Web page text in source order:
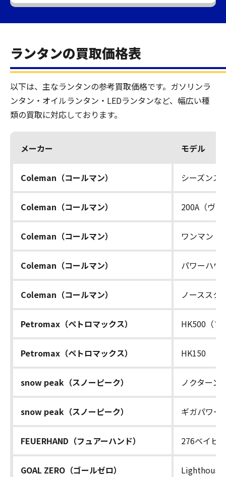
ランタンの買取価格表
以下は、主なランタンの参考買取価格です。ガソリンラ
ンタン・オイルランタン・LEDランタンなど、幅広い種
類の買取に対応しております。
メーカー モデル
Coleman（コールマン） シーズンズ
Coleman（コールマン） 200A（ヴ
Coleman（コールマン） ワンマント
Coleman（コールマン） パワーハウ
Coleman（コールマン） ノーススタ
Petromax（ペトロマックス） HK500（ブ
Petromax（ペトロマックス） HK150
snow peak（スノーピーク） ノクターン
snow peak（スノーピーク） ギガパワー
FEUERHAND（フュアーハンド） 276ベイビ
GOAL ZERO（ゴールゼロ） Lighthouse